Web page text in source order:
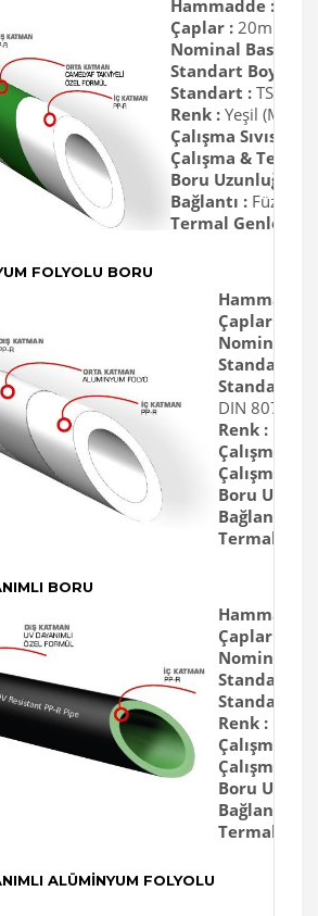
Hammadde :
Çaplar : 20mm -
Nominal Basınç
Standart Boyut
Standart : TSE K
Renk : Yeşil (Mavi
Çalışma Sıvısı
Çalışma & Tesisat
Boru Uzunluğu :
Bağlantı : Füzyon
Termal Genleşme
FOLYOLU BORU
Çaplar :
Nominal
Standart
Standartlar
DIN 8077,
Renk :
Çalışma
Çalışma &
Boru
Bağlantı :
Termal
BORU
Hammadde
Çaplar :
Nominal
Standart
Standartlar
Renk :
Çalışma
Çalışma &
Boru
Bağlantı :
Termal
ALÜMİNYUM FOLYOLU